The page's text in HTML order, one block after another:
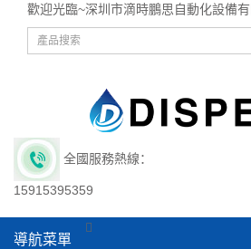
歡迎光臨~深圳市滴時鵬思自動化設備
全國服務熱線：
15915395359
導航菜單